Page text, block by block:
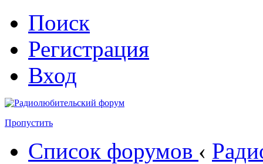
Поиск
Регистрация
Вход
Пропустить
Список форумов ‹